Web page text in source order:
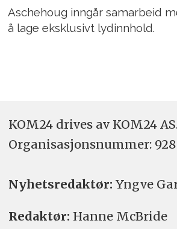
Aschehoug inngår samarbeid
å lage eksklusivt lydinnhold.
KOM24 drives av KOM24
Organisasjons­nummer: 928
Nyhetsredaktør: Yngve
Redaktør: Hanne McBride